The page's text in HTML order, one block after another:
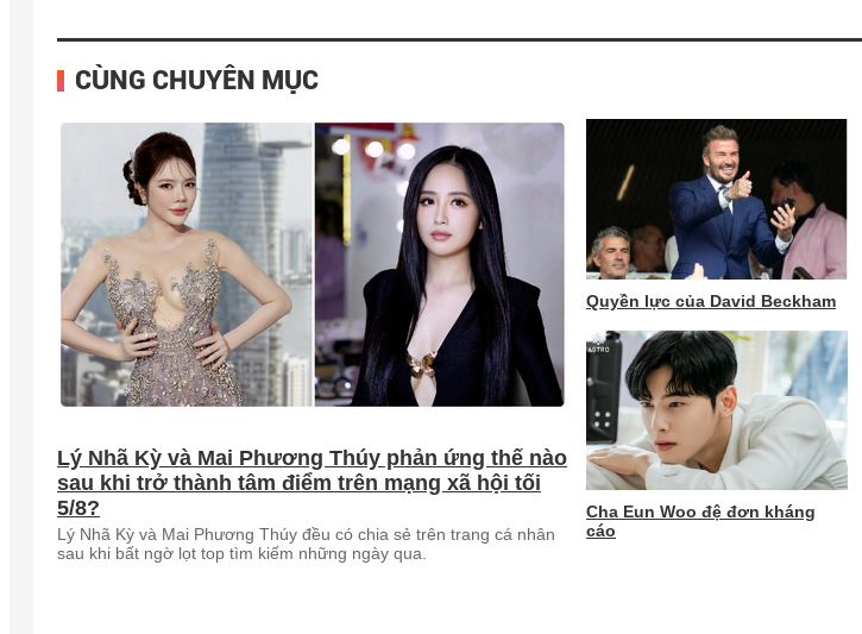
CÙNG CHUYÊN MỤC
Lý Nhã Kỳ và Mai Phương Thúy phản ứng thế nào
sau khi trở thành tâm điểm trên mạng xã hội tối
5/8?
Lý Nhã Kỳ và Mai Phương Thúy đều có chia sẻ trên trang cá nhân
sau khi bất ngờ lọt top tìm kiếm những ngày qua.
Quyền lực của David Beckham
Cha Eun Woo đệ đơn kháng
cáo